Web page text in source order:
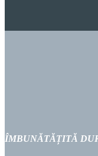
ÎMBUNĂTĂȚITĂ